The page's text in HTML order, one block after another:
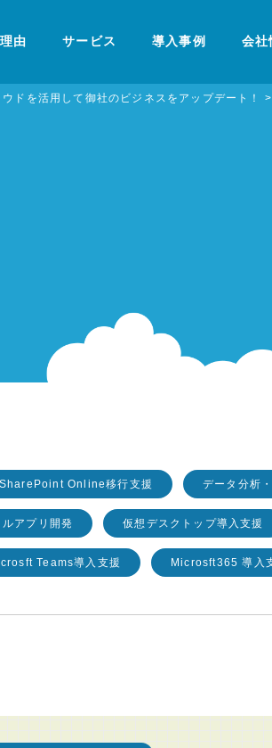
由 サービス 導入事例 会社
ドを活用して御社のビジネスをアップデート！ >
SharePoint Online移行支援 データ分析
アプリ開発 仮想デスクトップ導入支援
Teams導入支援 Microsft365 導入